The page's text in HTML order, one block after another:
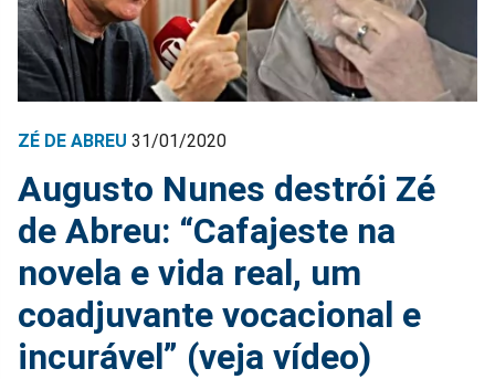
ZÉ DE ABREU 31/01/2020
Augusto Nunes destrói Zé
de Abreu: “Cafajeste na
novela e vida real, um
coadjuvante vocacional e
incurável” (veja vídeo)